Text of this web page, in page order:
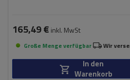
165,49 € inkl. MwSt
Große Menge verfügbar Wir
In den
Warenkorb